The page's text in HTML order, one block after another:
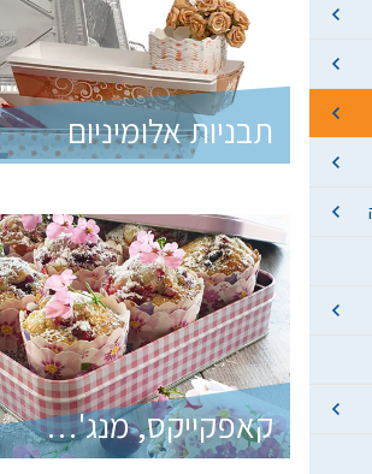
תבניות אלומיניום
קאפקייקס, מנג'טים, עטרות ומפיות תחרה